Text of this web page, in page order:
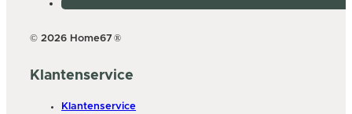
© 2026 Home67 ®
Klantenservice
Klantenservice